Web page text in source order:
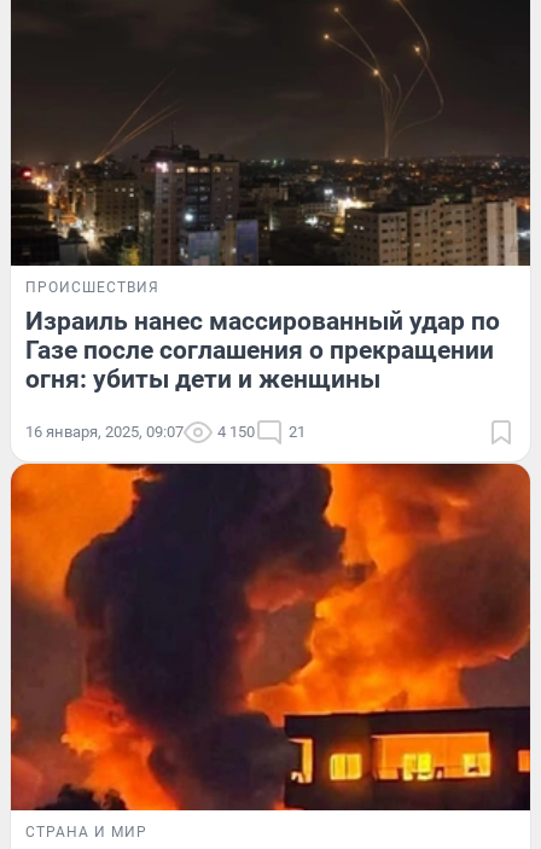
ПРОИСШЕСТВИЯ
Израиль нанес массированный удар по
Газе после соглашения о прекращении
огня: убиты дети и женщины
16 января, 2025, 09:07 4 150 21
СТРАНА И МИР